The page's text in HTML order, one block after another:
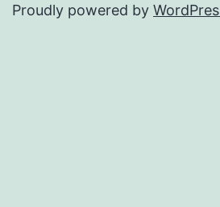
Proudly powered by